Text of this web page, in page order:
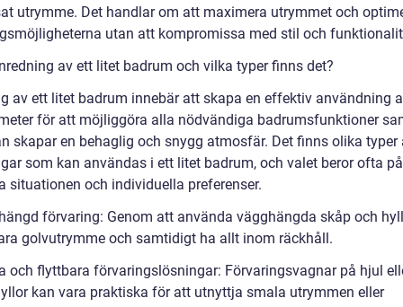
utrymme. Det handlar om att maximera utrymmet och
utan att kompromissa med stil och
av ett litet badrum och vilka typer finns det?
av ett litet badrum innebär att skapa en effektiv användning
för att möjliggöra alla nödvändiga badrumsfunktioner
skapar en behaglig och snygg atmosfär. Det finns olika typer
som kan användas i ett litet badrum, och valet beror ofta
situationen och individuella preferenser.
förvaring: Genom att använda vägghängda skåp och
golvutrymme och samtidigt ha allt inom räckhåll.
och flyttbara förvaringslösningar: Förvaringsvagnar på hjul
kan vara praktiska för att utnyttja smala utrymmen eller